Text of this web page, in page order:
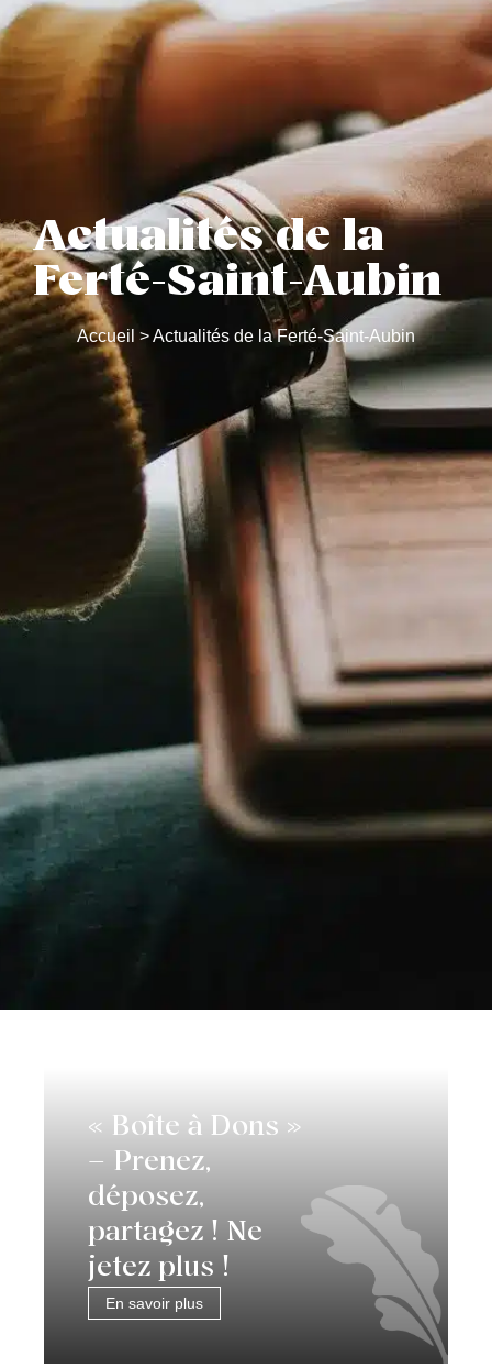
Actualités de la
Ferté-Saint-Aubin
Accueil >Actualités de la Ferté-Saint-Aubin
« Boîte à Dons »
– Prenez,
déposez,
partagez ! Ne
jetez plus !
En savoir plus